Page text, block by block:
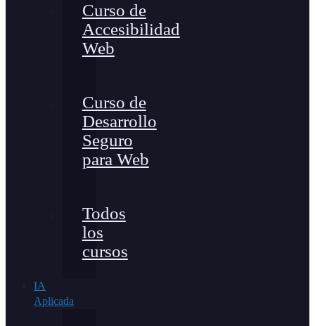
Curso de
Accesibilidad
Web
Curso de
Desarrollo
Seguro
para Web
Todos
los
cursos
IA
Aplicada